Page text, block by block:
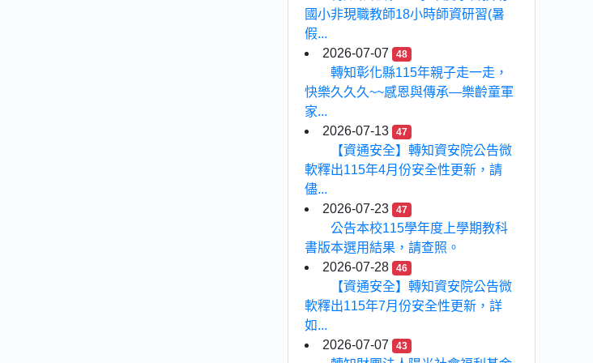
國小非現職教師18小時師資研習(暑
假...
2026-07-07
48
轉知彰化縣115年親子走一走，
快樂久久久~~感恩與傳承—樂齡童軍
家...
2026-07-13
47
【資通安全】轉知資安院公告微
軟釋出115年4月份安全性更新，請
儘...
2026-07-23
47
公告本校115學年度上學期教科
書版本選用結果，請查照。
2026-07-28
46
【資通安全】轉知資安院公告微
軟釋出115年7月份安全性更新，詳
如...
2026-07-07
43